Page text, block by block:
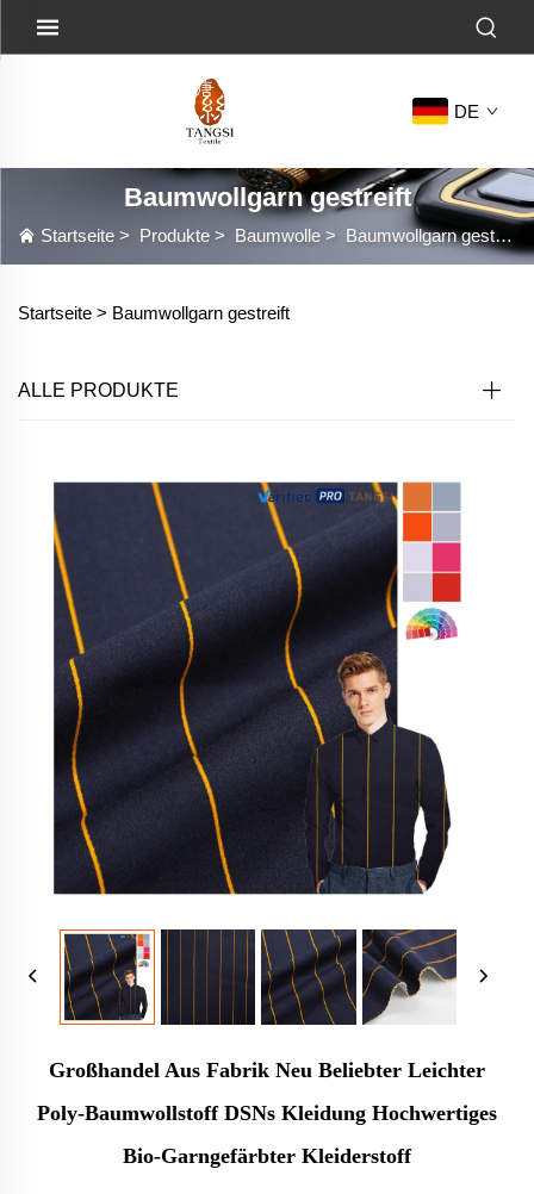
DE
Baumwollgarn gestreift
Startseite > Produkte > Baumwolle > Baumwollgarn gestreift
Startseite > Baumwollgarn gestreift
ALLE PRODUKTE
Großhandel Aus Fabrik Neu Beliebter Leichter
Poly-Baumwollstoff DSNs Kleidung Hochwertiges
Bio-Garngefärbter Kleiderstoff